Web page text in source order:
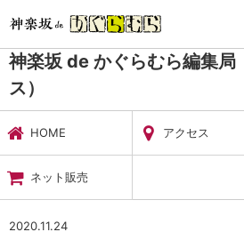
暮らし・娯楽
神楽坂 de かぐらむ
ニュース
神楽坂 de かぐらむら編集局
ス）
HOME アクセス
ネット販売
2020.11.24